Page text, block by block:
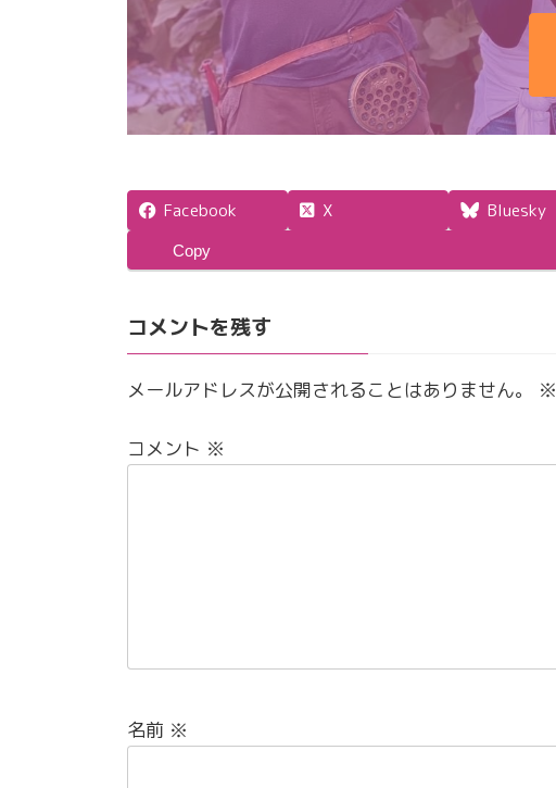
Facebook X Bluesky
Copy
コメントを残す
メールアドレスが公開されることはありません。 ※
コメント ※
名前 ※